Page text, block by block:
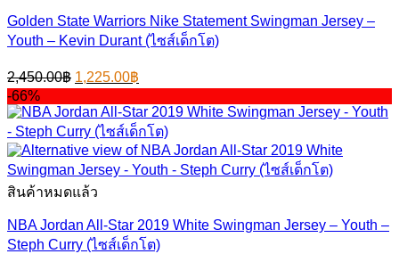
Golden State Warriors Nike Statement Swingman Jersey –
Youth – Kevin Durant (ไซส์เด็กโต)
2,450.00฿ Original
price
was:
2,450.00฿.
1,225.00฿
price
is:
1,225.00฿.
-66%
สินค้าหมดแล้ว
NBA Jordan All-Star 2019 White Swingman Jersey – Youth –
Steph Curry (ไซส์เด็กโต)